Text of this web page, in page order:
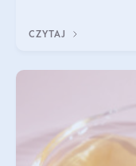
CZYTAJ